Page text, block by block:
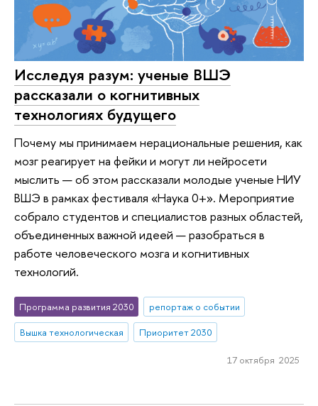
Исследуя разум: ученые ВШЭ
рассказали о когнитивных
технологиях будущего
Почему мы принимаем нерациональные решения, как
мозг реагирует на фейки и могут ли нейросети
мыслить — об этом рассказали молодые ученые НИУ
ВШЭ в рамках фестиваля «Наука 0+». Мероприятие
собрало студентов и специалистов разных областей,
объединенных важной идеей — разобраться в
работе человеческого мозга и когнитивных
технологий.
Программа развития 2030
репортаж о событии
Вышка технологическая
Приоритет 2030
17 октября 2025